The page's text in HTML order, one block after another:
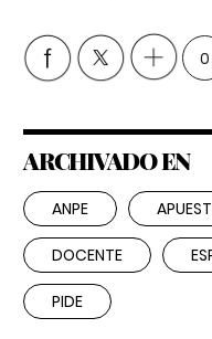
0
ARCHIVADO EN
ANPE
DOCENTE
PIDE